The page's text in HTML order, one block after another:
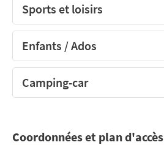
Sports et loisirs
Enfants / Ados
Camping-car
Coordonnées et plan d'accès